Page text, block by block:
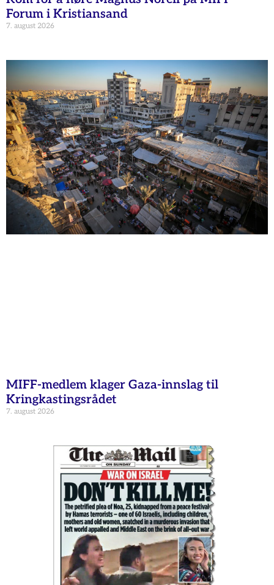
Forum i Kristiansand
7. august 2026
MIFF-medlem klager Gaza-innslag til
Kringkastingsrådet
7. august 2026